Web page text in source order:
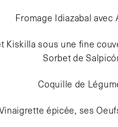
Fromage Idiazabal avec
Kiskilla sous une fine
Sorbet de
Coquille de
épicée, ses